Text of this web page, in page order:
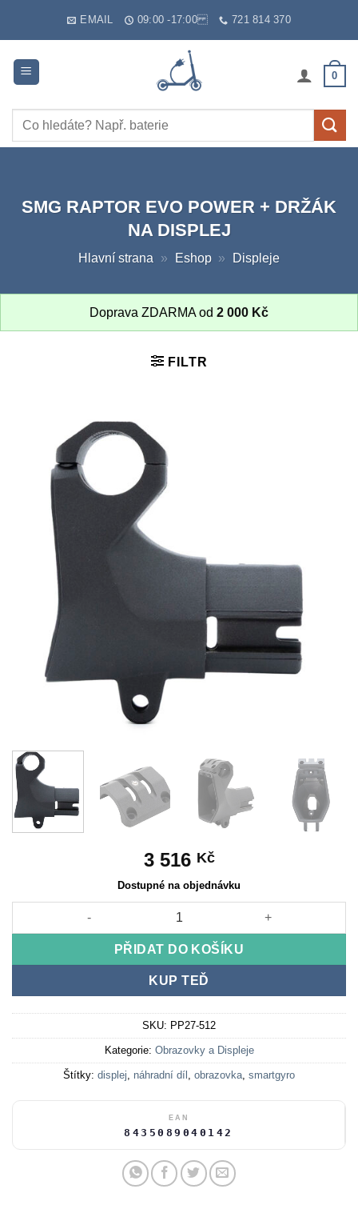
EMAIL 09:00 -17:00 721 814 370
0
Hledat:
SMG RAPTOR EVO POWER + DRŽÁK
NA DISPLEJ
Hlavní strana » Eshop » Displeje
Doprava ZDARMA od 2 000 Kč
FILTR
3 516 Kč
Dostupné na objednávku
SMG RAPTOR EVO POWER + DRŽÁK NA DISPLEJ množství
PŘIDAT DO KOŠÍKU
KUP TEĎ
SKU: PP27-512
Kategorie: Obrazovky a Displeje
Štítky: displej, náhradní díl , obrazovka, smartgyro
EAN
8435089040142